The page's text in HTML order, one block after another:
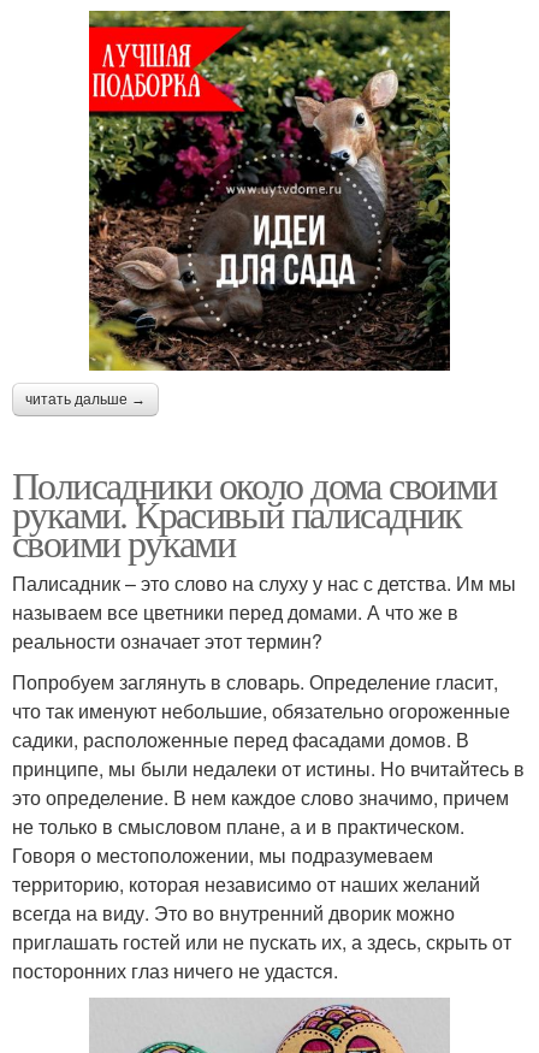
читать дальше →
Полисадники около дома своими
руками. Красивый палисадник
своими руками
Палисадник – это слово на слуху у нас с детства. Им мы
называем все цветники перед домами. А что же в
реальности означает этот термин?
Попробуем заглянуть в словарь. Определение гласит,
что так именуют небольшие, обязательно огороженные
садики, расположенные перед фасадами домов. В
принципе, мы были недалеки от истины. Но вчитайтесь в
это определение. В нем каждое слово значимо, причем
не только в смысловом плане, а и в практическом.
Говоря о местоположении, мы подразумеваем
территорию, которая независимо от наших желаний
всегда на виду. Это во внутренний дворик можно
приглашать гостей или не пускать их, а здесь, скрыть от
посторонних глаз ничего не удастся.